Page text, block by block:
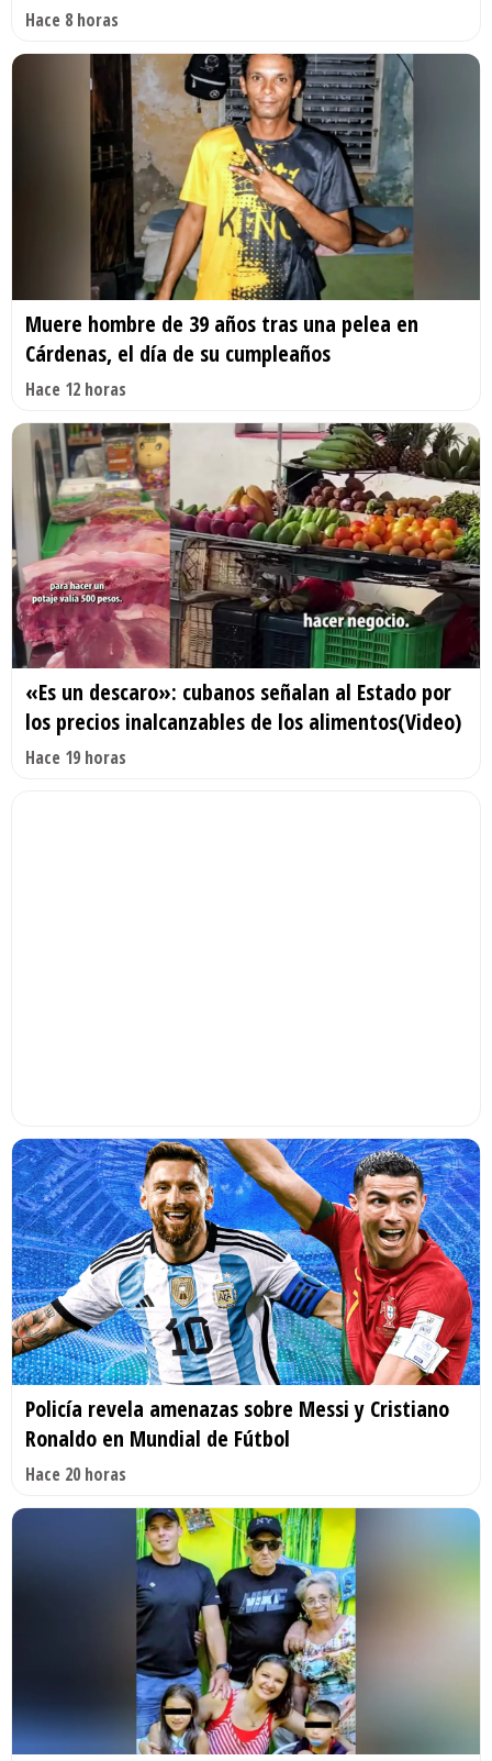
Hace 8 horas
Muere hombre de 39 años tras una pelea en
Cárdenas, el día de su cumpleaños
Hace 12 horas
«Es un descaro»: cubanos señalan al Estado por
los precios inalcanzables de los alimentos(Video)
Hace 19 horas
Policía revela amenazas sobre Messi y Cristiano
Ronaldo en Mundial de Fútbol
Hace 20 horas